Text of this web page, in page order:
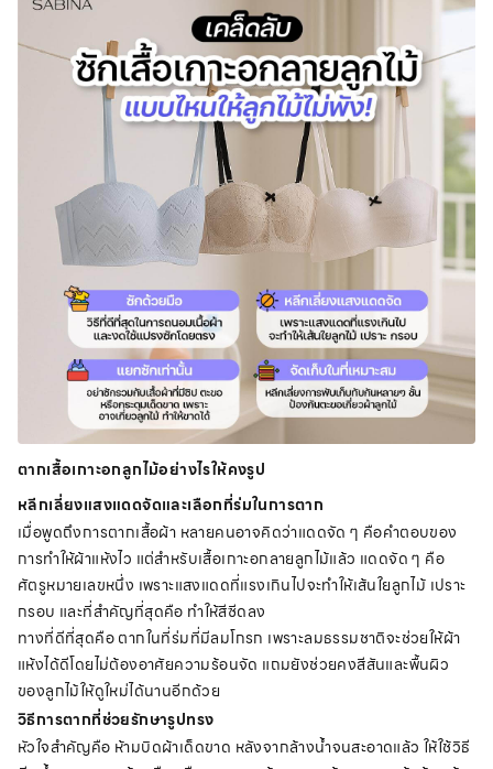
ตากเสื้อเกาะอกลูกไม้อย่างไรให้คงรูป
หลีกเลี่ยงแสงแดดจัดและเลือกที่ร่มในการตาก
เมื่อพูดถึงการตากเสื้อผ้า หลายคนอาจคิดว่าแดดจัด ๆ คือคำตอบของ
การทำให้ผ้าแห้งไว แต่สำหรับเสื้อเกาะอกลายลูกไม้แล้ว แดดจัด ๆ คือ
ศัตรูหมายเลขหนึ่ง เพราะแสงแดดที่แรงเกินไปจะทำให้เส้นใยลูกไม้ เปราะ
กรอบ และที่สำคัญที่สุดคือ ทำให้สีซีดลง
ทางที่ดีที่สุดคือ ตากในที่ร่มที่มีลมโกรก เพราะลมธรรมชาติจะช่วยให้ผ้า
แห้งได้ดีโดยไม่ต้องอาศัยความร้อนจัด แถมยังช่วยคงสีสันและพื้นผิว
ของลูกไม้ให้ดูใหม่ได้นานอีกด้วย
วิธีการตากที่ช่วยรักษารูปทรง
หัวใจสำคัญคือ ห้ามบิดผ้าเด็ดขาด หลังจากล้างน้ำจนสะอาดแล้ว ให้ใช้วิธี